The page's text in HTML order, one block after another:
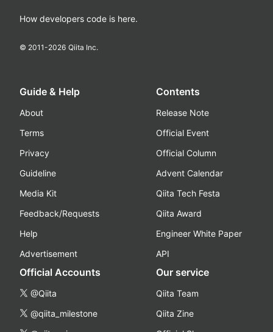
How developers code is here.
© 2011-2026 Qiita Inc.
Guide & Help
About
Terms
Privacy
Guideline
Media Kit
Feedback/Requests
Help
Advertisement
Contents
Release Note
Official Event
Official Column
Advent Calendar
Qiita Tech Festa
Qiita Award
Engineer White Paper
API
Official Accounts
@Qiita
@qiita_milestone
Our service
Qiita Team
Qiita Zine